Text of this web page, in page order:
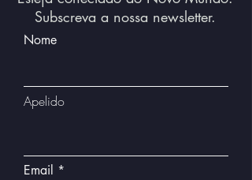
Subscreva a nossa newsletter.
Nome
Apelido
Email